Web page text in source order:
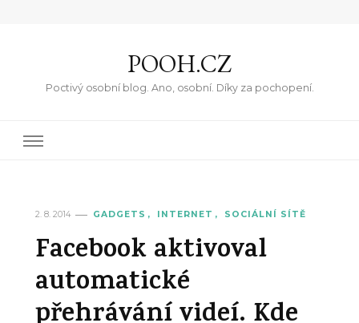
POOH.CZ
Poctivý osobní blog. Ano, osobní. Díky za pochopení.
2. 8. 2014 GADGETS INTERNET SOCIÁLNÍ SÍTĚ
Facebook aktivoval
automatické